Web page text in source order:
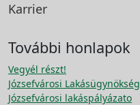
Karrier
További honlapok
Vegyél részt!
Józsefvárosi Lakásügynökség
Józsefvárosi lakáspályázato